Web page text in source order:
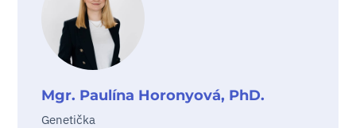
Mgr. Paulína Horonyová, PhD.
Genetička